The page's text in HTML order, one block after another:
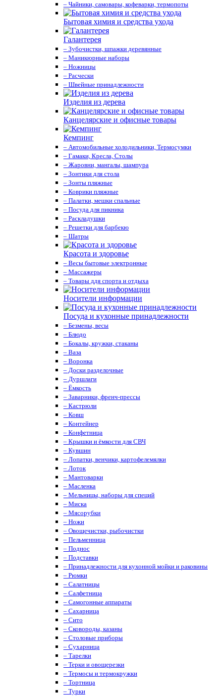
– Чайники, самовары, кофеварки, термопоты
Бытовая химия и средства ухода
Галантерея
– Зубочистки, шпажки деревянные
– Маникюрные наборы
– Ножницы
– Расчески
– Швейные принадлежности
Изделия из дерева
Канцелярские и офисные товары
Кемпинг
– Автомобильные холодильники, Термосумки
– Гамаки, Кресла, Столы
– Жаровни, мангалы, шампура
– Зонтики для стола
– Зонты пляжные
– Коврики пляжные
– Палатки, мешки спальные
– Посуда для пикника
– Раскладушки
– Решетки для барбекю
– Шатры
Красота и здоровье
– Весы бытовые электронные
– Массажеры
– Товары ддя спорта и отдыха
Носители информации
Посуда и кухонные принадлежности
– Безмены, весы
– Блюдо
– Бокалы, кружки, стаканы
– Ваза
– Воронка
– Доски разделочные
– Дуршлаги
– Ёмкость
– Заварники, френч-прессы
– Кастрюли
– Ковш
– Контейнер
– Конфетница
– Крышки и ёмкости для СВЧ
– Кувшин
– Лопатки, венчики, картофелемялки
– Лоток
– Мантоварки
– Масленка
– Мельницы, наборы для специй
– Миска
– Мясорубки
– Ножи
– Овощечистки, рыбочистки
– Пельменница
– Поднос
– Подставки
– Принадлежности для кухонной мойки и раковины
– Рюмки
– Салатницы
– Салфетница
– Самогонные аппараты
– Сахарница
– Сито
– Сковороды, казаны
– Столовые приборы
– Сухарница
– Тарелки
– Терки и овощерезки
– Термосы и термокружки
– Тортница
– Турки